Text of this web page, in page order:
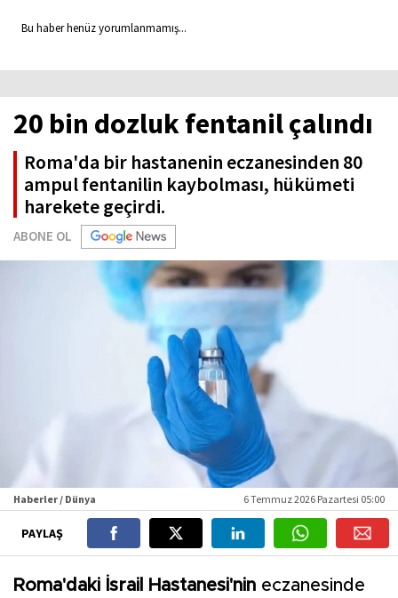
Bu haber henüz yorumlanmamış...
20 bin dozluk fentanil çalındı
Roma'da bir hastanenin eczanesinden 80
ampul fentanilin kaybolması, hükümeti
harekete geçirdi.
ABONE OL
Haberler / Dünya 6 Temmuz 2026 Pazartesi 05:00
PAYLAŞ
Roma'daki İsrail Hastanesi'nin eczanesinde